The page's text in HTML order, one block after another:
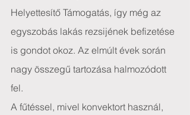
Helyettesítő Támogatás, így még az
egyszobás lakás rezsijének befizetése
is gondot okoz. Az elmúlt évek során
nagy összegű tartozása halmozódott
fel.
A fűtéssel, mivel konvektort használ,